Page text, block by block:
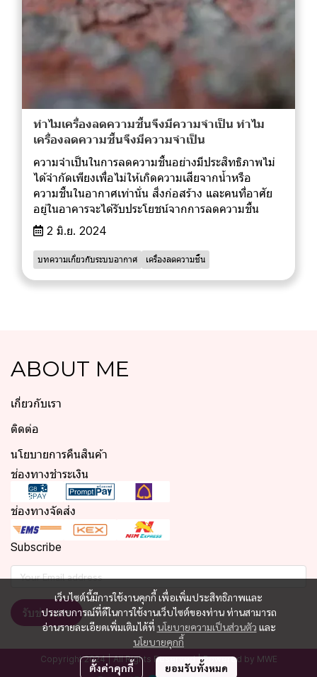
ทำไมเครื่องลดความชื้นจึงมีความจำเป็น ทำไม
เครื่องลดความชื้นจึงมีความจำเป็น
ความจำเป็นในการลดความชื้นอย่างมีประสิทธิภาพไม่
ได้จำกัดเพียงเพื่อไม่ให้เกิดความเสียจากน้ำหรือ
ความชื้นในอากาศเท่านั่น สิ่งก่อสร้าง และคนที่อาศัย
อยู่ในอาคารจะได้รับประโยชน์จากการลดความชื้น
2 มิ.ย. 2024
บทความเกี่ยวกับระบบอากาศ เครื่องลดความชื้น
เว็บไซต์นี้มีการใช้งานคุกกี้ เพื่อเพิ่มประสิทธิภาพและ
ประสบการณ์ที่ดีในการใช้งานเว็บไซต์ของท่าน ท่านสามารถ
อ่านรายละเอียดเพิ่มเติมได้ที่ นโยบายความเป็นส่วนตัว และ
นโยบายคุกกี้
ตั้งค่าคุกกี้ ยอมรับทั้งหมด
ABOUT ME
เกี่ยวกับเรา
ติดต่อ
นโยบายการคืนสินค้า
ช่องทางชำระเงิน
ช่องทางจัดส่ง
Subscribe
รับข่าวสาร
Copyright 2024 | All Rights Reserved | Powered by MWE